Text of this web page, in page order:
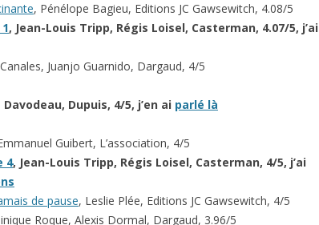
, Pénélope Bagieu, Editions JC Gawsewitch, 4.08/5
, Jean-Louis Tripp, Régis Loisel, Casterman, 4.07/5, j’ai
Juanjo Guarnido, Dargaud, 4/5
Dupuis, 4/5, j’en ai parlé là
Guibert, L’association, 4/5
4, Jean-Louis Tripp, Régis Loisel, Casterman, 4/5, j’ai
de pause, Leslie Plée, Editions JC Gawsewitch, 4/5
Roque, Alexis Dormal, Dargaud, 3.96/5